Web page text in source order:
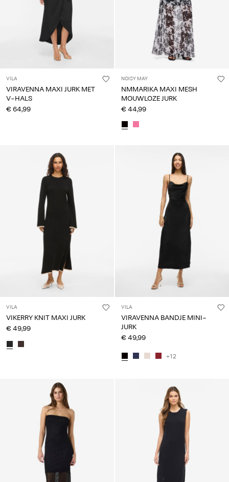
VILA
VIRAVENNA MAXI JURK MET
V-HALS
€ 64,99
NOISY MAY
NMMARIKA MAXI MESH
MOUWLOZE JURK
€ 44,99
VILA
VIKERRY KNIT MAXI JURK
€ 49,99
VILA
VIRAVENNA BANDJE MINI-
JURK
€ 49,99
+12